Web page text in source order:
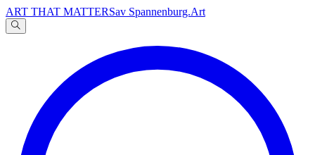
ART THAT MATTERSav Spannenburg.Art